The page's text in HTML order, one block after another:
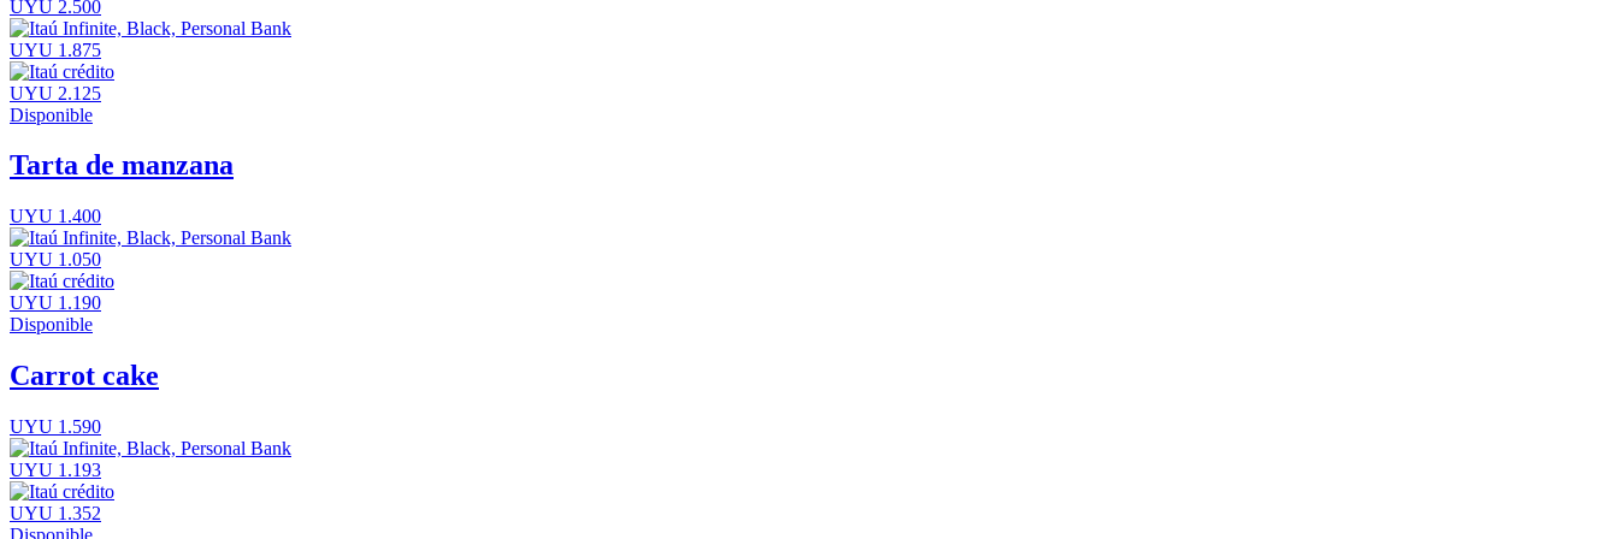
UYU 2.500
UYU 1.875
UYU 2.125
Disponible
Tarta de manzana
UYU 1.400
UYU 1.050
UYU 1.190
Disponible
Carrot cake
UYU 1.590
UYU 1.193
UYU 1.352